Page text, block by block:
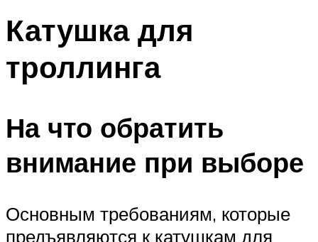
Катушка для
троллинга
На что обратить
внимание при выборе
Основным требованиям, которые
предъявляются к катушкам для